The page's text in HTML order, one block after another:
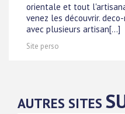
orientale et tout
venez les découvrir.
avec plusieurs artisan[...]
Site perso
AUTRES SITES